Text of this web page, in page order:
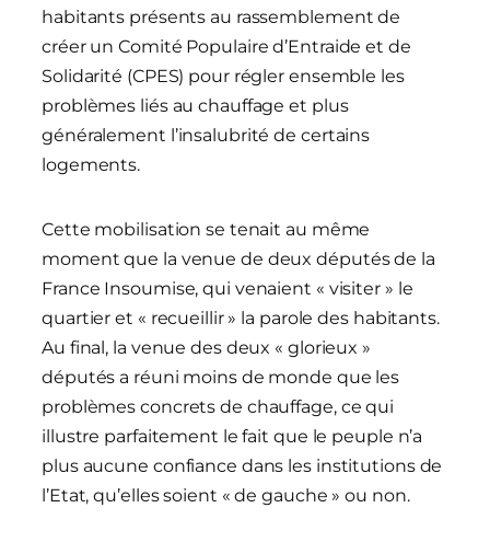
habitants présents au rassemblement de
créer un Comité Populaire d’Entraide et de
Solidarité (CPES) pour régler ensemble les
problèmes liés au chauffage et plus
généralement l’insalubrité de certains
logements.
Cette mobilisation se tenait au même
moment que la venue de deux députés de la
France Insoumise, qui venaient « visiter » le
quartier et « recueillir » la parole des habitants.
Au final, la venue des deux « glorieux »
députés a réuni moins de monde que les
problèmes concrets de chauffage, ce qui
illustre parfaitement le fait que le peuple n’a
plus aucune confiance dans les institutions de
l’Etat, qu’elles soient « de gauche » ou non.